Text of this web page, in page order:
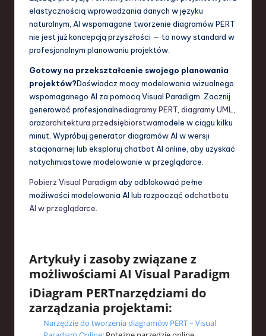
elastycznością wprowadzania danych w języku
naturalnym, AI wspomagane tworzenie diagramów PERT
nie jest już koncepcją przyszłości — to nowy standard w
profesjonalnym planowaniu projektów.
Gotowy na przekształcenie swojego planowania
projektów?Doświadcz mocy modelowania wizualnego
wspomaganego AI za pomocą Visual Paradigm. Zacznij
generować profesjonalnediagramy PERT diagramy UML
orazarchitektura przedsiębiorstwamodele w ciągu kilku
minut. Wypróbuj generator diagramów AI w wersji
stacjonarnej lub eksploruj chatbot AI online, aby uzyskać
natychmiastowe modelowanie w przeglądarce.
Pobierz Visual Paradigm aby odblokować pełne
możliwości modelowania AI lub rozpocząć odchatbotu
AI w przeglądarce
Artykuły i zasoby związane z
możliwościami AI Visual Paradigm
iDiagram PERTnarzędziami do
zarządzania projektami:
Narzędzie do tworzenia diagramów PERT – Visual